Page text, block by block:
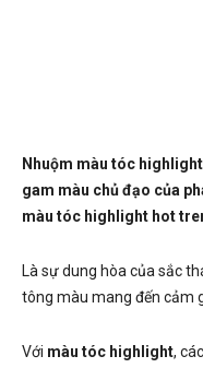
Nhuộm màu tóc
gam màu chủ đạo của
màu tóc highlight hot
Là sự dung hòa của sắc
tông màu mang đến cảm
Với màu tóc highlight,